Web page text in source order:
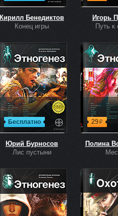
Кирилл Бенедиктов
Конец игры
Игорь
Путь к
Бесплатно
Юрий Бурносов
Лис пустыни
29р
Полина